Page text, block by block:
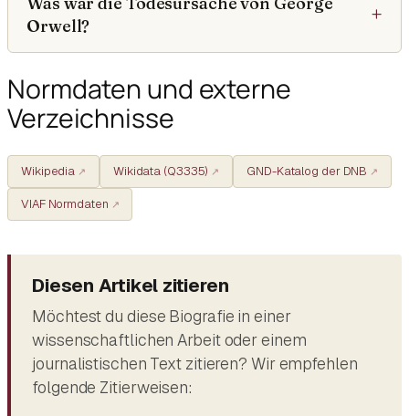
Orwell?
Normdaten und externe
Verzeichnisse
Wikipedia Wikidata (Q3335) GND-Katalog der DNB
VIAF Normdaten
Diesen Artikel zitieren
Möchtest du diese Biografie in einer
wissenschaftlichen Arbeit oder einem
journalistischen Text zitieren? Wir empfehlen
folgende Zitierweisen: